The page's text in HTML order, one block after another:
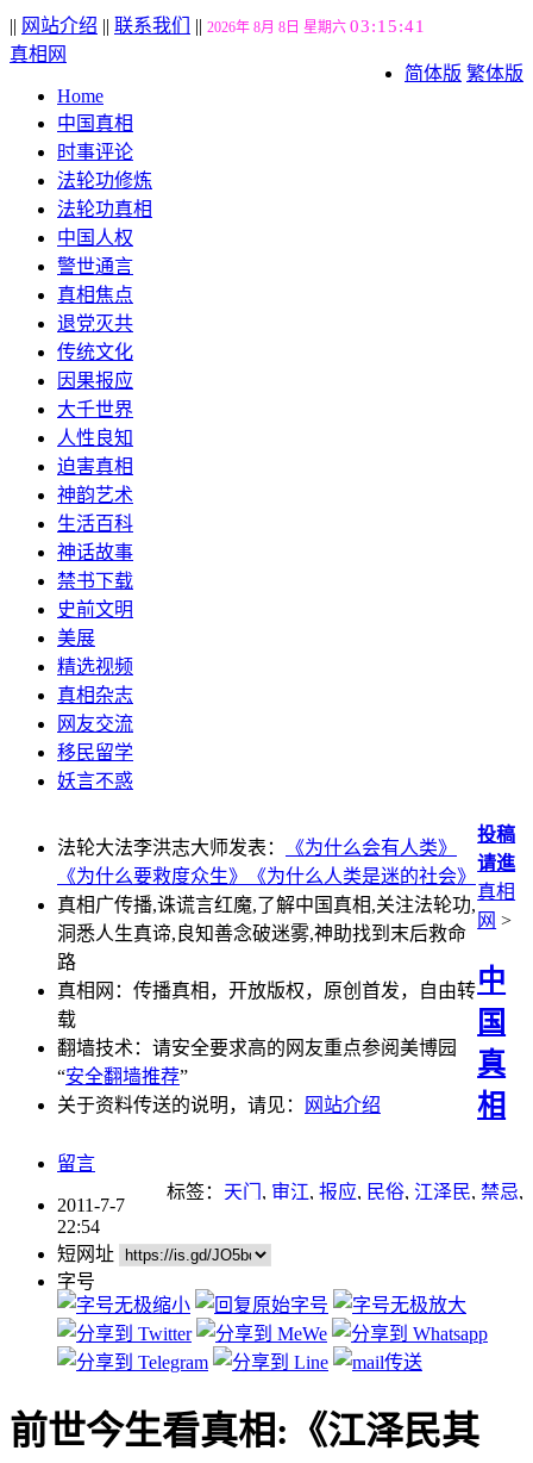
|| 网站介绍 || 联系我们 || 2026年 8月 8日 星期六 03:15:42
简体版 繁体版
真相网
Home
中国真相
时事评论
法轮功修炼
法轮功真相
中国人权
警世通言
真相焦点
退党灭共
传统文化
因果报应
大千世界
人性良知
迫害真相
神韵艺术
生活百科
神话故事
禁书下载
史前文明
美展
精选视频
真相杂志
网友交流
移民留学
妖言不惑
法轮大法李洪志大师发表：
《为什么会有人类》
《为什么要救度众生》
《为什么人类是迷的社会》
真相广传播,诛谎言红魔,了解中国真相,关注法轮功,
洞悉人生真谛,良知善念破迷雾,神助找到末后救命
路
真相网：传播真相，开放版权，原创首发，自由转
载
翻墙技术：请安全要求高的网友重点参阅美博园
“安全翻墙推荐”
关于资料传送的说明，请见：
网站介绍
投稿
请進
真相
网 >
中
国
真
相
留言
标签： 天门 , 审江, 报应, 民俗, 江泽民, 禁忌,
2011-7-7
22:54
短网址
字号
前世今生看真相:《江泽民其